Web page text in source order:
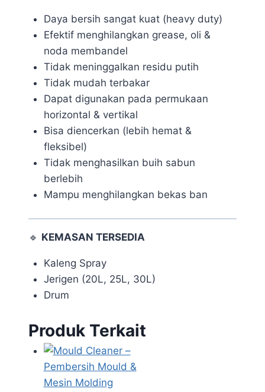
Daya bersih sangat kuat (heavy duty)
Efektif menghilangkan grease, oli &
noda membandel
Tidak meninggalkan residu putih
Tidak mudah terbakar
Dapat digunakan pada permukaan
horizontal & vertikal
Bisa diencerkan (lebih hemat &
fleksibel)
Tidak menghasilkan buih sabun
berlebih
Mampu menghilangkan bekas ban
🔹 KEMASAN TERSEDIA
Kaleng Spray
Jerigen (20L, 25L, 30L)
Drum
Produk Terkait